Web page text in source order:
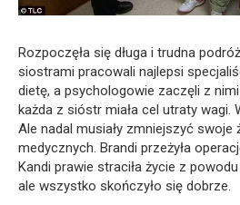
Rozpoczęła się długa i trudna
siostrami pracowali najlepsi
dietę, a psychologowie zaczęli z
każda z sióstr miała cel utraty wagi.
Ale nadal musiały zmniejszyć swoje
medycznych. Brandi przeżyła
Kandi prawie straciła życie z
ale wszystko skończyło się dobrze.